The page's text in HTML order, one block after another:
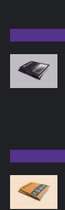
DETALLES
DETALLES